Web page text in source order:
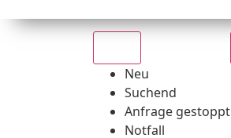
Neu
Suchend
Anfrage gestoppt
Notfall